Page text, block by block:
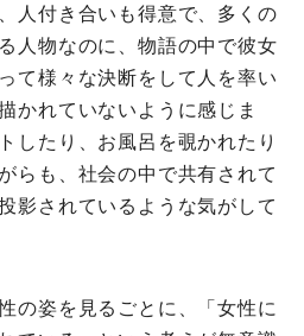
人付き合いも得意で、多くの
人物なのに、物語の中で彼女
て様々な決断をして人を率い
かれていないように感じま
したり、お風呂を覗かれたり
らも、社会の中で共有されて
影されているような気がして
の姿を見るごとに、「女性に